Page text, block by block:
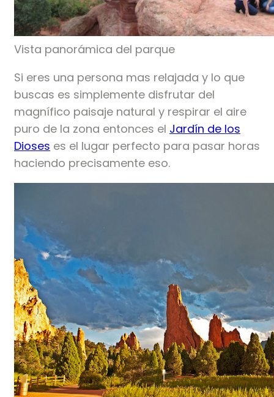
Vista panorámica del parque
Si eres una persona mas relajada y lo que
buscas es simplemente disfrutar del
magnífico paisaje natural y respirar el aire
puro de la zona entonces el Jardín de los
Dioses es el lugar perfecto para pasar horas
haciendo precisamente eso.